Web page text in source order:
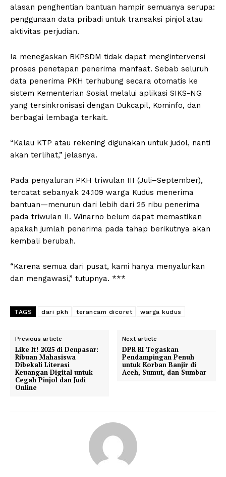
alasan penghentian bantuan hampir semuanya serupa:
penggunaan data pribadi untuk transaksi pinjol atau
aktivitas perjudian.
Ia menegaskan BKPSDM tidak dapat mengintervensi
proses penetapan penerima manfaat. Sebab seluruh
data penerima PKH terhubung secara otomatis ke
sistem Kementerian Sosial melalui aplikasi SIKS-NG
yang tersinkronisasi dengan Dukcapil, Kominfo, dan
berbagai lembaga terkait.
“Kalau KTP atau rekening digunakan untuk judol, nanti
akan terlihat,” jelasnya.
Pada penyaluran PKH triwulan III (Juli–September),
tercatat sebanyak 24.109 warga Kudus menerima
bantuan—menurun dari lebih dari 25 ribu penerima
pada triwulan II. Winarno belum dapat memastikan
apakah jumlah penerima pada tahap berikutnya akan
kembali berubah.
“Karena semua dari pusat, kami hanya menyalurkan
dan mengawasi,” tutupnya. ***
TAGS dari pkh terancam dicoret warga kudus
Previous article
Like It! 2025 di Denpasar:
Ribuan Mahasiswa
Dibekali Literasi
Keuangan Digital untuk
Cegah Pinjol dan Judi
Online
Next article
DPR RI Tegaskan
Pendampingan Penuh
untuk Korban Banjir di
Aceh, Sumut, dan Sumbar